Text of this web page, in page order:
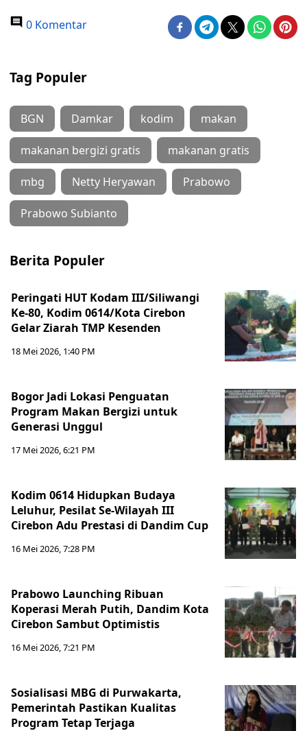
0 Komentar
Tag Populer
BGN Damkar kodim makan
makanan bergizi gratis makanan gratis
mbg Netty Heryawan Prabowo
Prabowo Subianto
Berita Populer
Peringati HUT Kodam III/Siliwangi
Ke-80, Kodim 0614/Kota Cirebon
Gelar Ziarah TMP Kesenden
18 Mei 2026, 1:40 PM
Bogor Jadi Lokasi Penguatan
Program Makan Bergizi untuk
Generasi Unggul
17 Mei 2026, 6:21 PM
Kodim 0614 Hidupkan Budaya
Leluhur, Pesilat Se-Wilayah III
Cirebon Adu Prestasi di Dandim Cup
16 Mei 2026, 7:28 PM
Prabowo Launching Ribuan
Koperasi Merah Putih, Dandim Kota
Cirebon Sambut Optimistis
16 Mei 2026, 7:21 PM
Sosialisasi MBG di Purwakarta,
Pemerintah Pastikan Kualitas
Program Tetap Terjaga